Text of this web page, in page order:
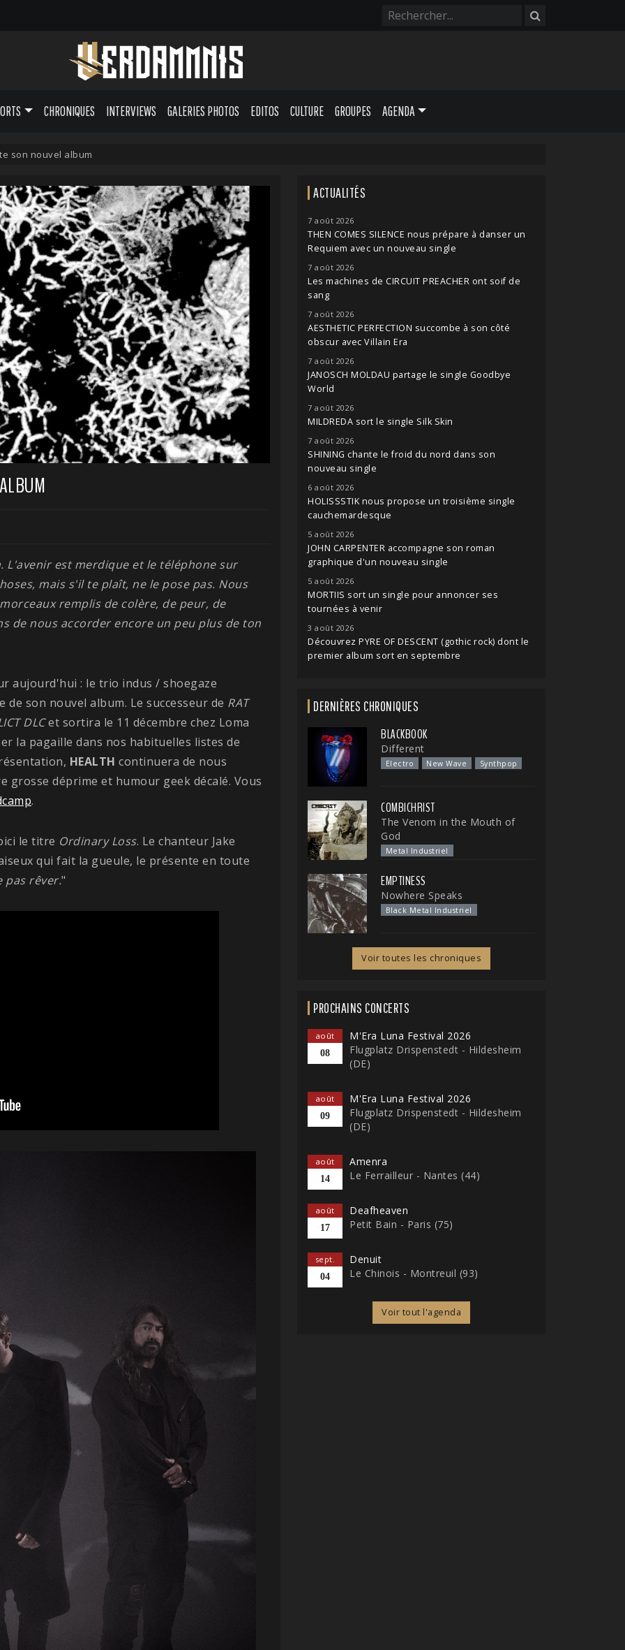
CHRONIQUES INTERVIEWS GALERIES PHOTOS EDITOS CULTURE GROUPES AGENDA
son nouvel album
est merdique et le téléphone sur
mais s'il te plaît, ne le pose pas. Nous
remplis de colère, de peur, de
de nous accorder encore un peu plus de ton
aujourd'hui : le trio indus / shoegaze
son nouvel album. Le successeur de RAT
DLCet sortira le 11 décembre chez Loma
la pagaille dans nos habituelles listes de
HEALTH continuera de nous
déprime et humour geek décalé. Vous
.
le titre Ordinary Loss. Le chanteur Jake
qui fait la gueule, le présente en toute
pas rêver."
ACTUALITÉS
7 août 2026
THEN COMES SILENCE nous prépare à danser un
Requiem avec un nouveau single
7 août 2026
Les machines de CIRCUIT PREACHER ont soif de
sang
7 août 2026
AESTHETIC PERFECTION succombe à son côté
obscur avec Villain Era
7 août 2026
JANOSCH MOLDAU partage le single Goodbye
World
7 août 2026
MILDREDA sort le single Silk Skin
7 août 2026
SHINING chante le froid du nord dans son
nouveau single
6 août 2026
HOLISSSTIK nous propose un troisième single
cauchemardesque
5 août 2026
JOHN CARPENTER accompagne son roman
graphique d'un nouveau single
5 août 2026
MORTIIS sort un single pour annoncer ses
tournées à venir
3 août 2026
Découvrez PYRE OF DESCENT (gothic rock) dont le
premier album sort en septembre
DERNIÈRES CHRONIQUES
BLACKBOOK
Different
Electro New Wave Synthpop
COMBICHRIST
The Venom in the Mouth of
God
Metal Industriel
EMPTINESS
Nowhere Speaks
Black Metal Industriel
Voir toutes les chroniques
PROCHAINS CONCERTS
août
08
M'Era Luna Festival 2026
Flugplatz Drispenstedt - Hildesheim
(DE)
août
09
M'Era Luna Festival 2026
Flugplatz Drispenstedt - Hildesheim
(DE)
août
14
Amenra
Le Ferrailleur - Nantes (44)
août
17
Deafheaven
Petit Bain - Paris (75)
sept.
04
Denuit
Le Chinois - Montreuil (93)
Voir tout l'agenda